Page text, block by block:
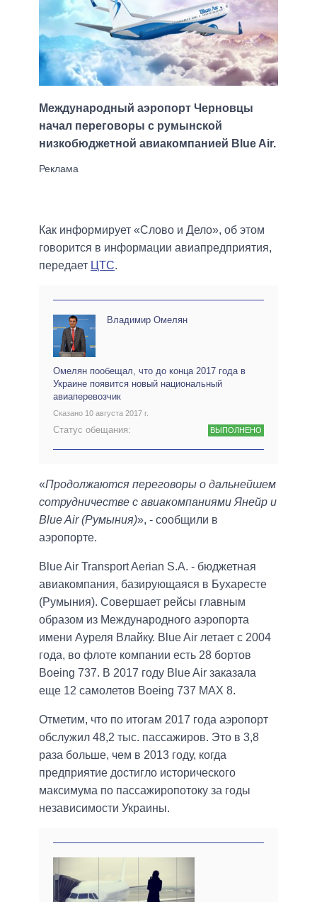
Международный аэропорт Черновцы
начал переговоры с румынской
низкобюджетной авиакомпанией Blue Air.
Как информирует «Слово и Дело», об этом
говорится в информации авиапредприятия,
передает ЦТС.
Владимир Омелян
Омелян пообещал, что до конца 2017 года в
Украине появится новый национальный
авиаперевозчик
Сказано 10 августа 2017 г.
Статус обещания: ВЫПОЛНЕНО
«Продолжаются переговоры о дальнейшем
сотрудничестве с авиакомпаниями Янейр и
Blue Air (Румыния)», - сообщили в
аэропорте.
Blue Air Transport Aerian S.A. - бюджетная
авиакомпания, базирующаяся в Бухаресте
(Румыния). Совершает рейсы главным
образом из Международного аэропорта
имени Ауреля Влайку. Blue Air летает с 2004
года, во флоте компании есть 28 бортов
Boeing 737. В 2017 году Blue Air заказала
еще 12 самолетов Boeing 737 MAX 8.
Отметим, что по итогам 2017 года аэропорт
обслужил 48,2 тыс. пассажиров. Это в 3,8
раза больше, чем в 2013 году, когда
предприятие достигло исторического
максимума по пассажиропотоку за годы
независимости Украины.